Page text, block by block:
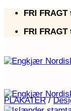
Fortsæt
indhold
FRI
FRI
PLAKATER /